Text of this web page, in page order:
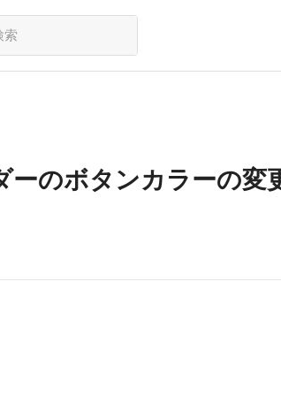
ーのボタンカラーの変